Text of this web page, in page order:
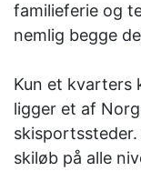
familieferie og
nemlig begge
Kun et kvarters
ligger et af
skiløb på alle